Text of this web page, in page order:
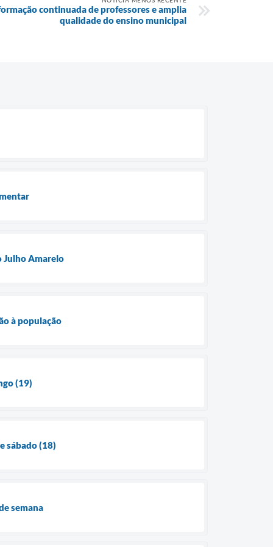
continuada de professores e amplia
qualidade do ensino municipal
Julho Amarelo
à população
(19)
sábado (18)
semana